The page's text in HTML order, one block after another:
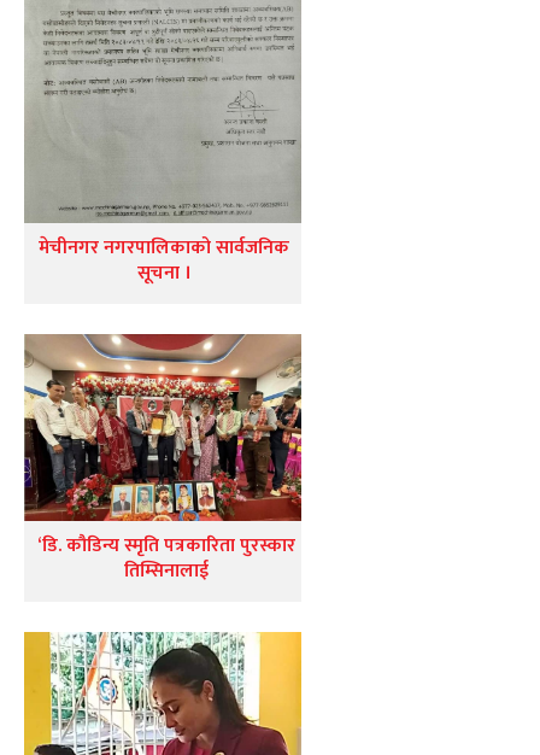
मेचीनगर नगरपालिकाको सार्वजनिक
सूचना ।
‘डि. कौडिन्य स्मृति पत्रकारिता पुरस्कार
तिम्सिनालाई